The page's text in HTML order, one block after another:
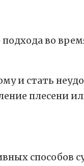
во
и стать
плесени
способов